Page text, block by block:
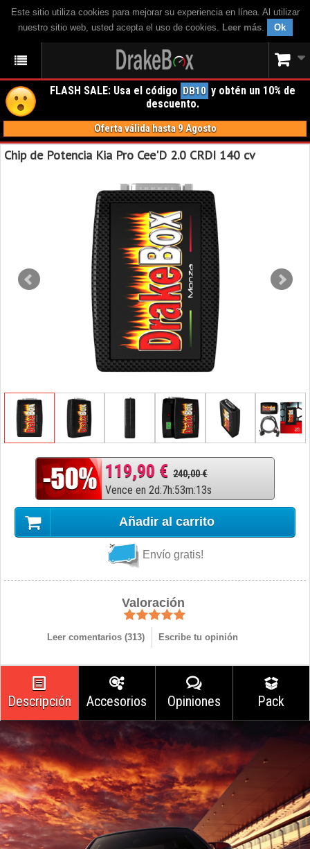
Este sitio utiliza cookies para mejorar su experiencia en línea. Al utilizar
nuestro sitio web, usted acepta el uso de cookies. Leer más. Ok
FLASH SALE: Usa el código DB10 y obtén un 10% de
descuento.
Oferta válida hasta 9 Agosto
Chip de Potencia Kia Pro Cee'D 2.0 CRDI 140 cv
119,90 € 240,00 €
Vence en 2d:7h:53m:12s
Añadir al carrito
Envío gratis!
Valoración
Leer comentarios (313) Escribe tu opinión
Descripción Accesorios Opiniones Pack